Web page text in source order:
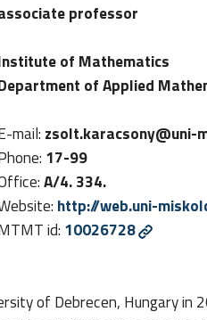
professor
of Mathematics
of Applied
mail: zsolt.karacsony@uni-
17-99
A/4. 334.
http://web.uni-
id: 10026728
of Debrecen, Hungary in